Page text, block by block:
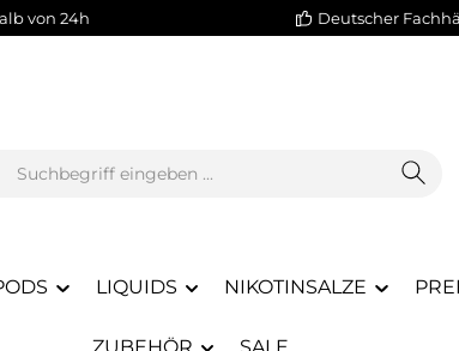
von 24h Deutscher
LIQUIDS NIKOTINSALZE